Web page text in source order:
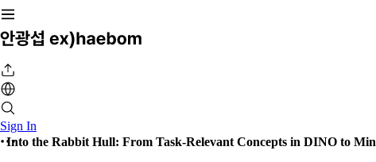
Sign In
Into the Rabbit Hull: From Task-Relevant Concepts in DINO to